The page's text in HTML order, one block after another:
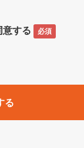
や内容が変更され
トやキャンペーン
」「
する 必須
る